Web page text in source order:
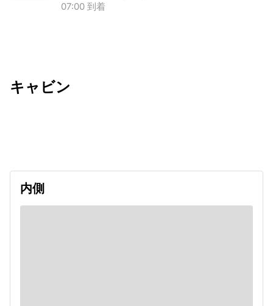
07:00 到着
キャビン
内側